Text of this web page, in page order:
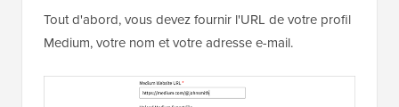
Tout d'abord, vous devez fournir l'URL de votre profil
Medium, votre nom et votre adresse e-mail.